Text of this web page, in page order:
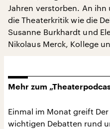
Jahren verstorben. An ihn
die Theaterkritik wie die
Susanne Burkhardt und
Nikolaus Merck, Kollege
Mehr zum
Einmal im Monat greift
wichtigen Debatten rund